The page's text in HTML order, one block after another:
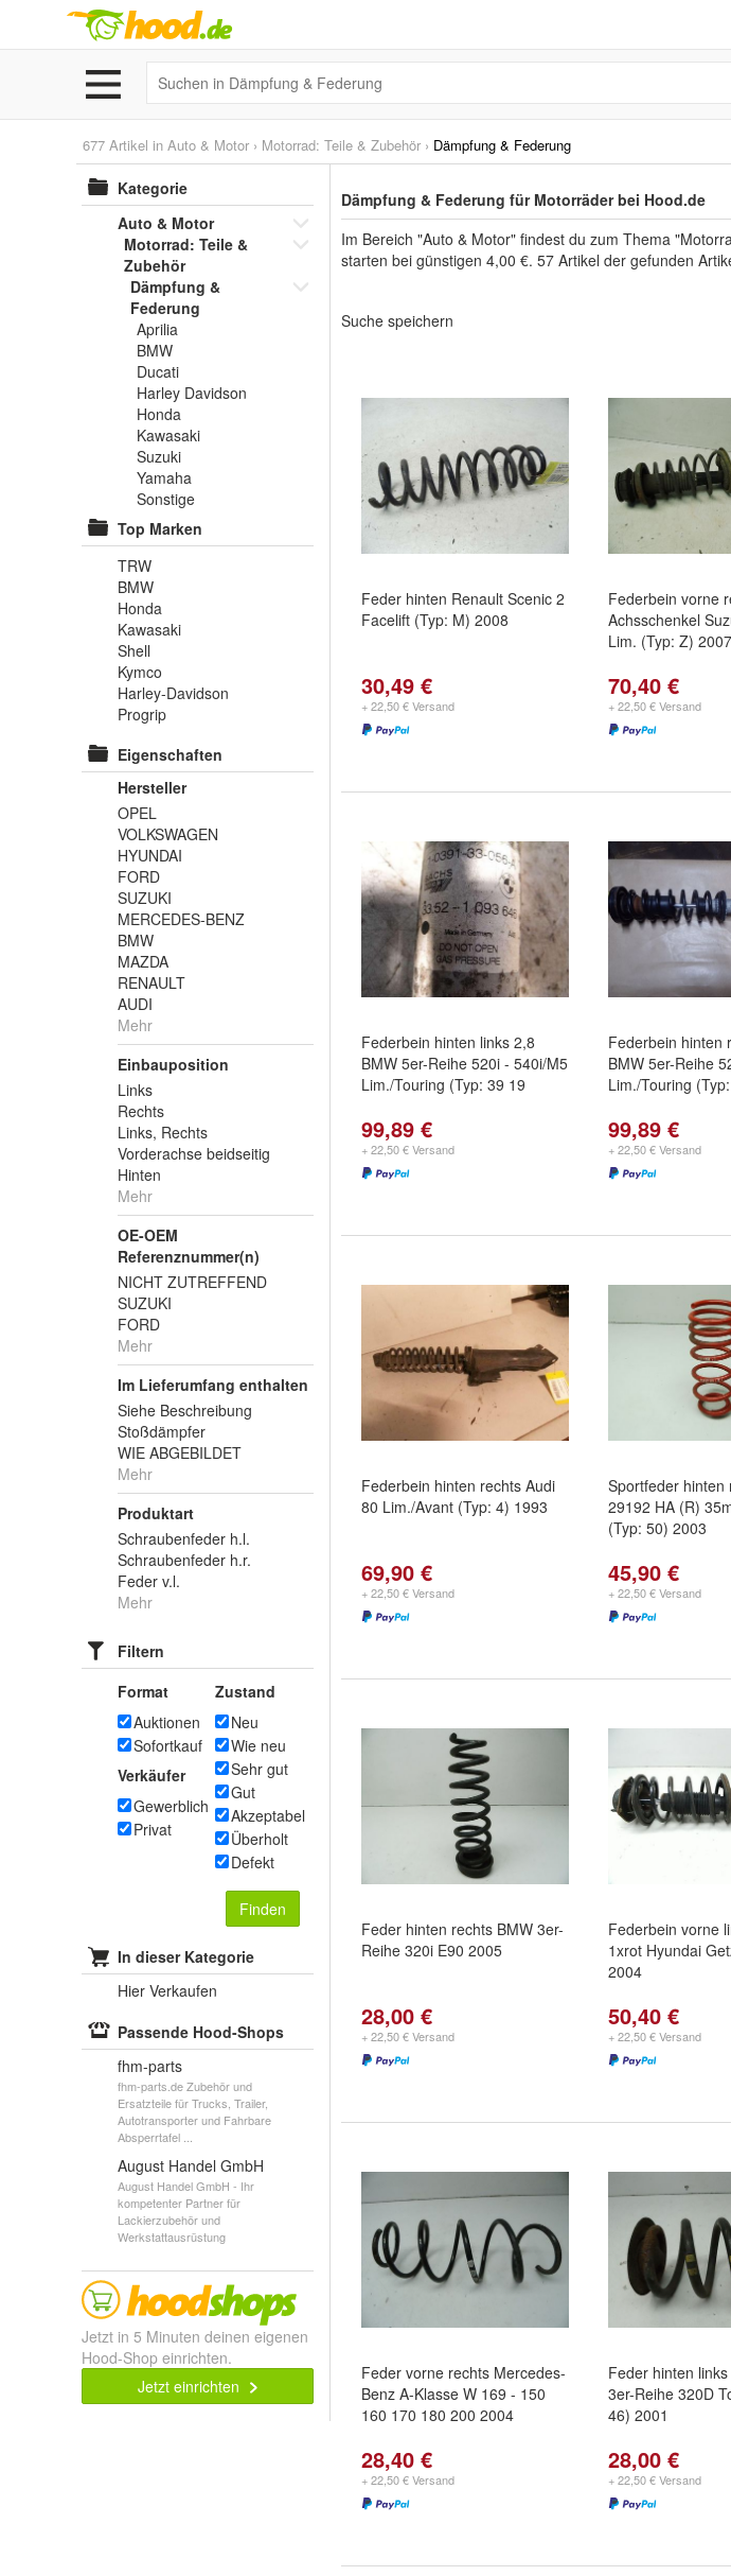
677 Artikel in Auto & Motor › Motorrad: Teile & Zubehör › Dämpfung & Federung
Kategorie
Auto & Motor
Motorrad: Teile &
Zubehör
Dämpfung &
Federung
Aprilia
BMW
Ducati
Harley Davidson
Honda
Kawasaki
Suzuki
Yamaha
Sonstige
Top Marken
TRW
BMW
Honda
Kawasaki
Shell
Kymco
Harley-Davidson
Progrip
Eigenschaften
Hersteller
OPEL
VOLKSWAGEN
HYUNDAI
FORD
SUZUKI
MERCEDES-BENZ
BMW
MAZDA
RENAULT
AUDI
Mehr
Einbauposition
Links
Rechts
Links, Rechts
Vorderachse beidseitig
Hinten
Mehr
OE-OEM
Referenznummer(n)
NICHT ZUTREFFEND
SUZUKI
FORD
Mehr
Im Lieferumfang enthalten
Siehe Beschreibung
Stoßdämpfer
WIE ABGEBILDET
Mehr
Produktart
Schraubenfeder h.l.
Schraubenfeder h.r.
Feder v.l.
Mehr
Filtern
Format
Auktionen
Sofortkauf
Verkäufer
Gewerblich
Privat
Zustand
Neu
Wie neu
Sehr gut
Gut
Akzeptabel
Überholt
Defekt
Finden
In dieser Kategorie
Hier Verkaufen
Passende Hood-Shops
fhm-parts
fhm-parts.de Zubehör und
Ersatzteile für Trucks, Trailer,
Autotransporter und Fahrbare
Absperrtafel ...
August Handel GmbH
August Handel GmbH - Ihr
kompetenter Partner für
Lackierzubehör und
Werkstattausrüstung
Jetzt in 5 Minuten deinen eigenen
Hood-Shop einrichten.
Jetzt einrichten
Dämpfung & Federung für Motorräder bei Hood.de
Im Bereich "Auto & Motor" findest du zum Thema
starten bei günstigen 4,00 €. 57 Artikel der gefunden
Suche speichern
Feder hinten Renault Scenic 2
Facelift (Typ: M) 2008
30,49 €
+ 22,50 € Versand
Federbein vorne
Achsschenkel
Lim. (Typ: Z) 2007
70,40 €
+ 22,50 € Versand
Federbein hinten links 2,8
BMW 5er-Reihe 520i - 540i/M5
Lim./Touring (Typ: 39 19
99,89 €
+ 22,50 € Versand
Federbein hinten
BMW 5er-Reihe
Lim./Touring
99,89 €
+ 22,50 € Versand
Federbein hinten rechts Audi
80 Lim./Avant (Typ: 4) 1993
69,90 €
+ 22,50 € Versand
Sportfeder hinten
29192 HA (R)
(Typ: 50) 2003
45,90 €
+ 22,50 € Versand
Feder hinten rechts BMW 3er-
Reihe 320i E90 2005
28,00 €
+ 22,50 € Versand
Federbein vorne
1xrot Hyundai
2004
50,40 €
+ 22,50 € Versand
Feder vorne rechts Mercedes-
Benz A-Klasse W 169 - 150
160 170 180 200 2004
28,40 €
+ 22,50 € Versand
Feder hinten
3er-Reihe 320D
46) 2001
28,00 €
+ 22,50 € Versand